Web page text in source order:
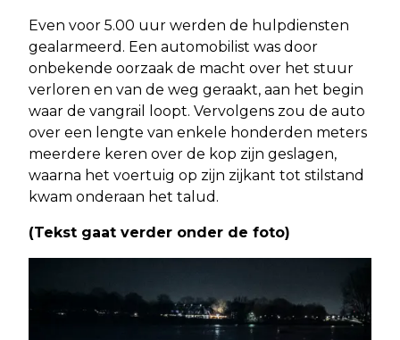
Even voor 5.00 uur werden de hulpdiensten
gealarmeerd. Een automobilist was door
onbekende oorzaak de macht over het stuur
verloren en van de weg geraakt, aan het begin
waar de vangrail loopt. Vervolgens zou de auto
over een lengte van enkele honderden meters
meerdere keren over de kop zijn geslagen,
waarna het voertuig op zijn zijkant tot stilstand
kwam onderaan het talud.
(Tekst gaat verder onder de foto)